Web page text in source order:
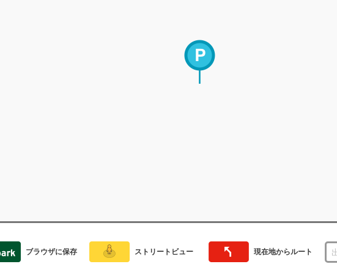
ブラウザに保存 ストリートビュー 現在地からルート